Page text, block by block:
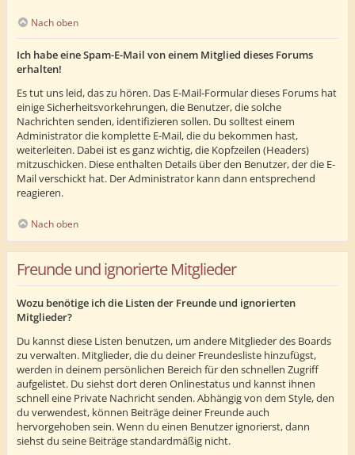
Nach oben
Ich habe eine Spam-E-Mail von einem Mitglied dieses Forums
erhalten!
Es tut uns leid, das zu hören. Das E-Mail-Formular dieses Forums hat
einige Sicherheitsvorkehrungen, die Benutzer, die solche
Nachrichten senden, identifizieren sollen. Du solltest einem
Administrator die komplette E-Mail, die du bekommen hast,
weiterleiten. Dabei ist es ganz wichtig, die Kopfzeilen (Headers)
mitzuschicken. Diese enthalten Details über den Benutzer, der die E-
Mail verschickt hat. Der Administrator kann dann entsprechend
reagieren.
Nach oben
Freunde und ignorierte Mitglieder
Wozu benötige ich die Listen der Freunde und ignorierten
Mitglieder?
Du kannst diese Listen benutzen, um andere Mitglieder des Boards
zu verwalten. Mitglieder, die du deiner Freundesliste hinzufügst,
werden in deinem persönlichen Bereich für den schnellen Zugriff
aufgelistet. Du siehst dort deren Onlinestatus und kannst ihnen
schnell eine Private Nachricht senden. Abhängig von dem Style, den
du verwendest, können Beiträge deiner Freunde auch
hervorgehoben sein. Wenn du einen Benutzer ignorierst, dann
siehst du seine Beiträge standardmäßig nicht.